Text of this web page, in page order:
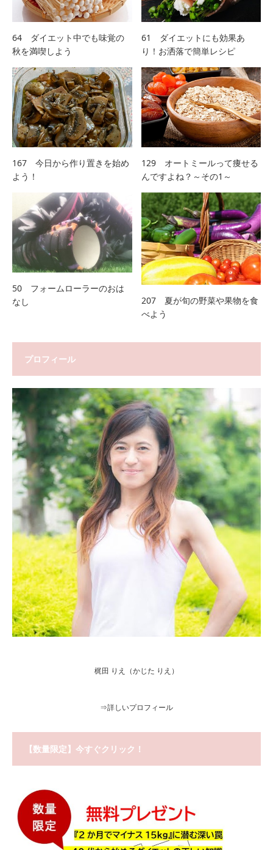
64 ダイエット中でも味覚の
秋を満喫しよう
61 ダイエットにも効果あ
り！お洒落で簡単レシピ
167 今日から作り置きを始め
よう！
129 オートミールって痩せる
んですよね？～その1～
50 フォームローラーのおは
なし
207 夏が旬の野菜や果物を食
べよう
プロフィール
梶田 りえ（かじた りえ）
⇒詳しいプロフィール
【数量限定】今すぐクリック！